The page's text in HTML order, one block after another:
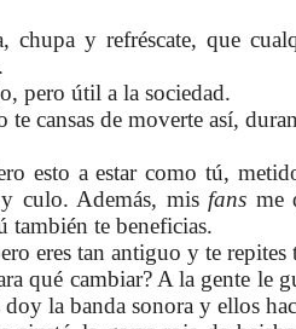
chupa y refréscate, que
pero útil a la sociedad.
te cansas de moverte así,
esto a estar como tú,
y culo. Además, mis fans me
también te beneficias.
eres tan antiguo y te repites
qué cambiar? A la gente le
la banda sonora y ellos